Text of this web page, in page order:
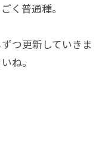
く普通種。
つ更新していきま
ね。